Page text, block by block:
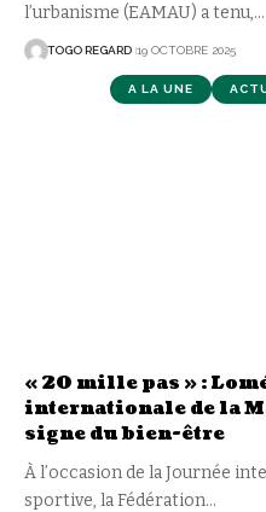
l’urbanisme (EAMAU) a tenu,…
TOGO REGARD 19 OCTOBRE 2025
A LA UNE
« 20 mille pas » :
internationale de la
signe du bien-être
À l’occasion de la Journée
sportive, la Fédération…